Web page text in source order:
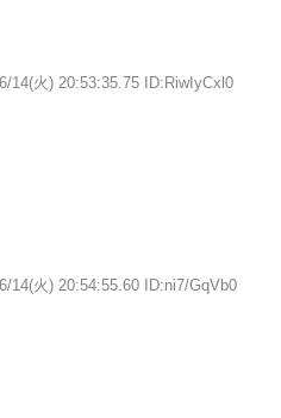
14(火) 20:53:35.75 ID:RiwIyCxl0
14(火) 20:54:55.60 ID:ni7/GqVb0